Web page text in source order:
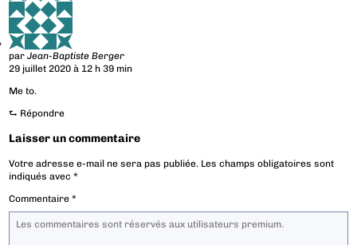
parJean-Baptiste Berger
29 juillet 2020 à 12 h 39 min
Me to.
⮑ Répondre
Laisser un commentaire
Votre adresse e-mail ne sera pas publiée. Les champs obligatoires sont
indiqués avec*
Commentaire*